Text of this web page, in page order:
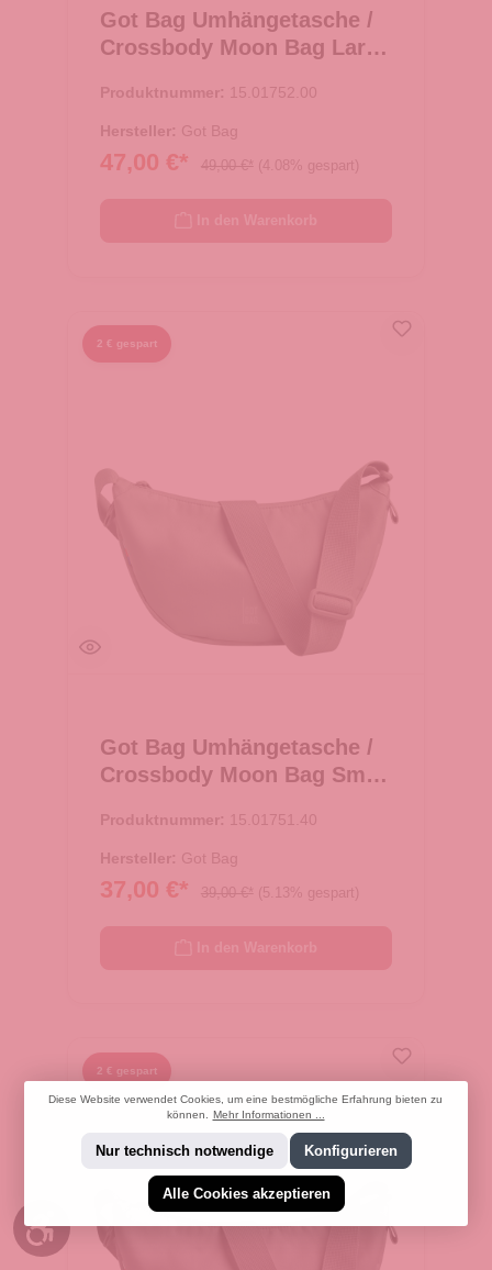
Got Bag Umhängetasche /
Crossbody Moon Bag Large
Produktnummer: 15.01752.00
Hersteller: Got Bag
47,00 €* 49,00 €* (4.08% gespart)
2 € gespart
Got Bag Umhängetasche /
Crossbody Moon Bag Small
Produktnummer: 15.01751.40
Hersteller: Got Bag
37,00 €* 39,00 €* (5.13% gespart)
2 € gespart
Diese Website verwendet Cookies, um eine bestmögliche Erfahrung bieten zu
können. Mehr Informationen ...
Nur technisch notwendige Konfigurieren
Alle Cookies akzeptieren